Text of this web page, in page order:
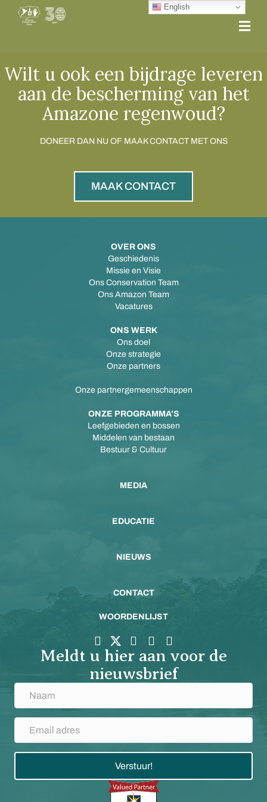
Wilt u ook een bijdrage leveren
aan de bescherming van het
Amazone regenwoud?
DONEER DAN NU OF MAAK CONTACT MET ONS
MAAK CONTACT
OVER ONS
Geschiedenis
Missie en Visie
Ons Conservation Team
Ons Amazon Team
Vacatures
ONS WERK
Ons doel
Onze strategie
Onze partners
Onze partnergemeenschappen
ONZE PROGRAMMA'S
Leefgebieden en bossen
Middelen van bestaan
Bestuur & Cultuur
MEDIA
EDUCATIE
NIEUWS
CONTACT
WOORDENLIJST
Meldt u hier aan voor de
nieuwsbrief
Verstuur!
English